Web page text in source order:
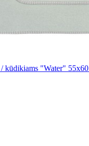
/ kūdikiams "Water"